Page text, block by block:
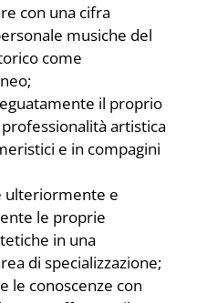
con una cifra
musiche del
come
il proprio
artistica
e in compagini
ulteriormente e
le proprie
in una
di specializzazione;
le conoscenze con